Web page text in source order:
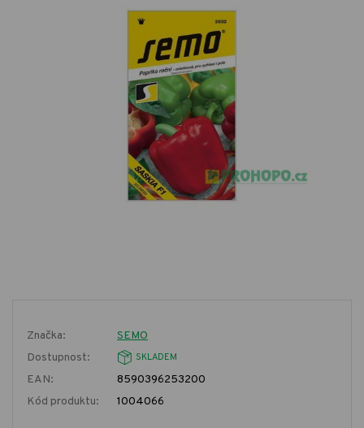
Značka:
SEMO
Dostupnost:
SKLADEM
EAN:
8590396253200
Kód produktu:
1004066